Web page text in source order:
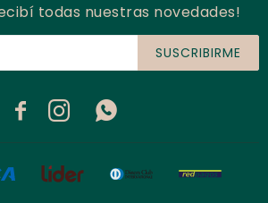
todas nuestras novedades!
SUSCRIBIRME
  